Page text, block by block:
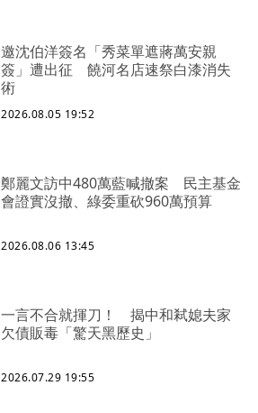
邀沈伯洋簽名「秀菜單遮蔣萬安親
簽」遭出征 饒河名店速祭白漆消失
術
2026.08.05 19:52
鄭麗文訪中480萬藍喊撤案 民主基金
會證實沒撤、綠委重砍960萬預算
2026.08.06 13:45
一言不合就揮刀！ 揭中和弒媳夫家
欠債販毒「驚天黑歷史」
2026.07.29 19:55